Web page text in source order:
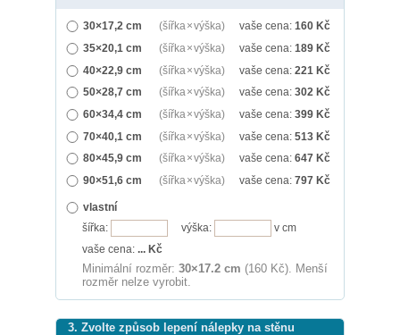
30×17,2 cm (šířka × výška) vaše cena: 160 Kč
35×20,1 cm
(šířka × výška) vaše cena: 189 Kč
40×22,9 cm
(šířka × výška) vaše cena: 221 Kč
50×28,7 cm
(šířka × výška) vaše cena: 302 Kč
60×34,4 cm
(šířka × výška) vaše cena: 399 Kč
70×40,1 cm
(šířka × výška) vaše cena: 513 Kč
80×45,9 cm
(šířka × výška) vaše cena: 647 Kč
90×51,6 cm
(šířka × výška) vaše cena: 797 Kč
vlastní
šířka:
výška:
v cm
vaše cena: ... Kč
Minimální rozměr: 30×17.2 cm (160 Kč). Menší
rozměr nelze vyrobit.
3. Zvolte způsob lepení nálepky na stěnu